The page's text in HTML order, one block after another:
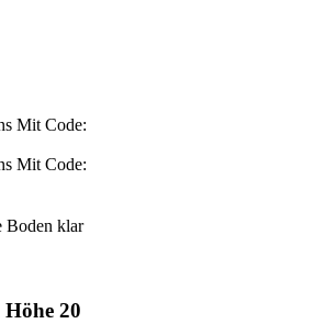
Mit Code:
Mit Code:
Boden klar
20